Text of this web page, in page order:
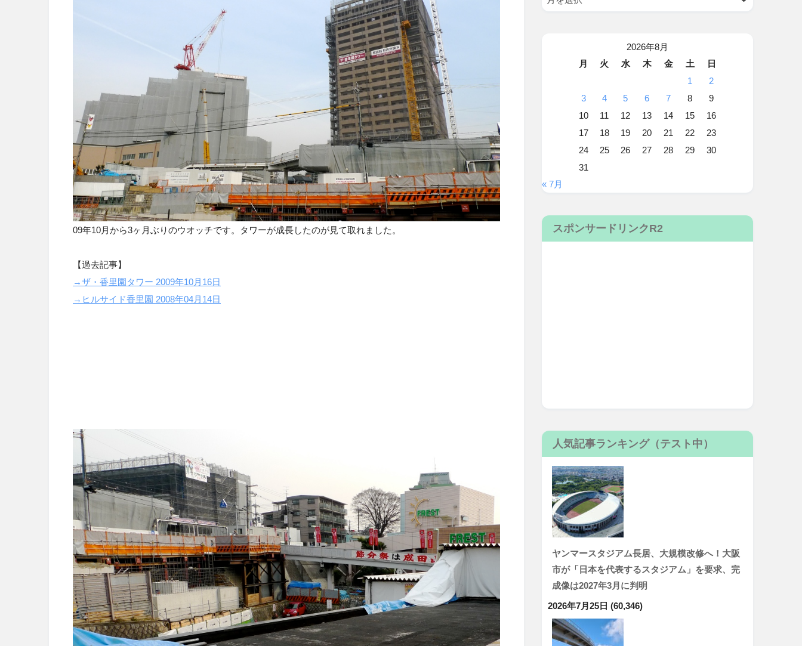
09年10月から3ヶ月ぶりのウオッチです。タワーが成長したのが見て取れました。
【過去記事】
→ザ・香里園タワー 2009年10月16日
→ヒルサイド香里園 2008年04月14日
2026年8月
月
火 水 木 金 土
日
1
2
3
4 5 6 7 8
9
10
11 12 13 14 15
16
17
18 19 20 21 22
23
24
25 26 27 28 29
30
31
« 7月
スポンサードリンクR2
人気記事ランキング（テスト中）
ヤンマースタジアム長居、大規模改修へ！大阪
市が「日本を代表するスタジアム」を要求、完
成像は2027年3月に判明
2026年7月25日 (60,346)